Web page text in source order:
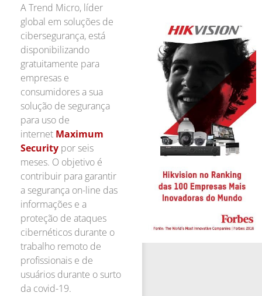
A Trend Micro, líder
global em soluções de
cibersegurança, está
disponibilizando
gratuitamente para
empresas e
consumidores a sua
solução de segurança
para uso de
internet Maximum
Security por seis
meses. O objetivo é
contribuir para garantir
a segurança on-line das
informações e a
proteção de ataques
cibernéticos durante o
trabalho remoto de
profissionais e de
usuários durante o surto
da covid-19.